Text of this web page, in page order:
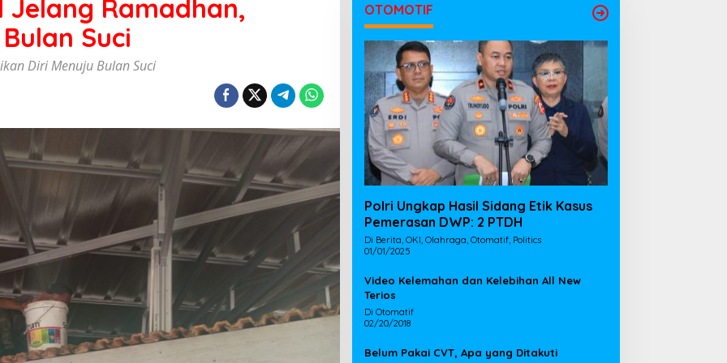
Jelang Ramadhan,
Suci
Diri Menuju Bulan Suci
OTOMOTIF
Polri Ungkap Hasil Sidang Etik Kasus
Pemerasan DWP: 2 PTDH
Di Berita, OKI, Olahraga, Otomatif, Politics
01/01/2025
Video Kelemahan dan Kelebihan All New
Terios
Di Otomatif
02/20/2018
Belum Pakai CVT, Apa yang Ditakuti